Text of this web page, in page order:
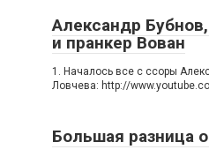
Александр
и пранкер Вован
1. Началось все с ссоры
Ловчева: http://
Большая разница